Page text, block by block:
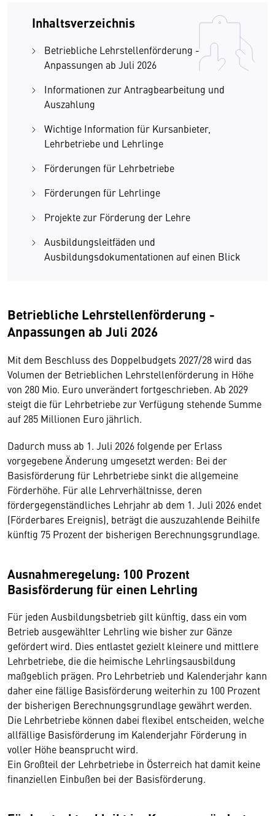
Inhaltsverzeichnis
Betriebliche Lehrstellenförderung -
Anpassungen ab Juli 2026
Informationen zur Antragbearbeitung und
Auszahlung
Wichtige Information für Kursanbieter,
Lehrbetriebe und Lehrlinge
Förderungen für Lehrbetriebe
Förderungen für Lehrlinge
Projekte zur Förderung der Lehre
Ausbildungsleitfäden und
Ausbildungsdokumentationen auf einen Blick
Betriebliche Lehrstellenförderung -
Anpassungen ab Juli 2026
Mit dem Beschluss des Doppelbudgets 2027/28 wird das
Volumen der Betrieblichen Lehrstellenförderung in Höhe
von 280 Mio. Euro unverändert fortgeschrieben. Ab 2029
steigt die für Lehrbetriebe zur Verfügung stehende Summe
auf 285 Millionen Euro jährlich.
Dadurch muss ab 1. Juli 2026 folgende per Erlass
vorgegebene Änderung umgesetzt werden: Bei der
Basisförderung für Lehrbetriebe sinkt die allgemeine
Förderhöhe. Für alle Lehrverhältnisse, deren
fördergegenständliches Lehrjahr ab dem 1. Juli 2026 endet
(Förderbares Ereignis), beträgt die auszuzahlende Beihilfe
künftig 75 Prozent der bisherigen Berechnungsgrundlage.
Ausnahmeregelung: 100 Prozent
Basisförderung für einen Lehrling
Für jeden Ausbildungsbetrieb gilt künftig, dass ein vom
Betrieb ausgewählter Lehrling wie bisher zur Gänze
gefördert wird. Dies entlastet gezielt kleinere und mittlere
Lehrbetriebe, die die heimische Lehrlingsausbildung
maßgeblich prägen. Pro Lehrbetrieb und Kalenderjahr kann
daher eine fällige Basisförderung weiterhin zu 100 Prozent
der bisherigen Berechnungsgrundlage gewährt werden.
Die Lehrbetriebe können dabei flexibel entscheiden, welche
allfällige Basisförderung im Kalenderjahr Förderung in
voller Höhe beansprucht wird.
Ein Großteil der Lehrbetriebe in Österreich hat damit keine
finanziellen Einbußen bei der Basisförderung.